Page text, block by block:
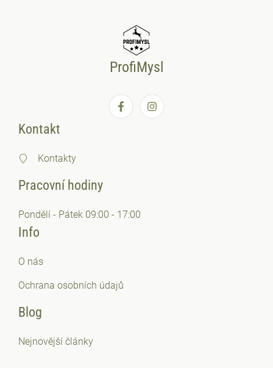
ProfiMysl
Kontakt
Kontakty
Pracovní hodiny
Pondělí - Pátek 09:00 - 17:00
Info
O nás
Ochrana osobních údajů
Blog
Nejnovější články